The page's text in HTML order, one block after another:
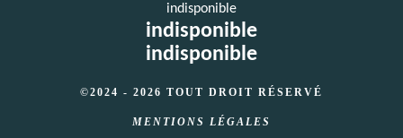
indisponible
indisponible
indisponible
©2024 - 2026 TOUT DROIT RÉSERVÉ
MENTIONS LÉGALES